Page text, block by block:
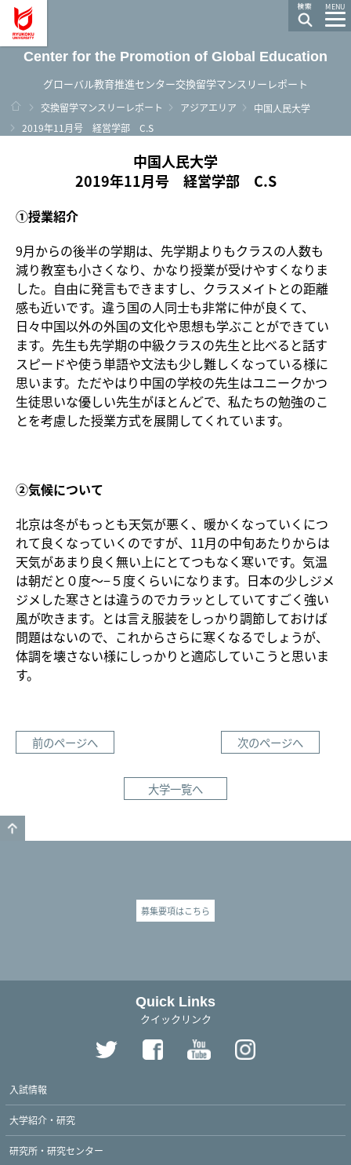
MENU
Center for the Promotion of Global Education
グローバル教育推進センター交換留学マンスリーレポート
ホーム
交換留学マンスリーレポート アジアエリア
中国人民大学
2019年11月号 経営学部 C.S
中国人民大学
2019年11月号 経営学部 C.S
①授業紹介
9月からの後半の学期は、先学期よりもクラスの人数も
減り教室も小さくなり、かなり授業が受けやすくなりま
した。自由に発言もできますし、クラスメイトとの距離
感も近いです。違う国の人同士も非常に仲が良くて、
日々中国以外の外国の文化や思想も学ぶことができてい
ます。先生も先学期の中級クラスの先生と比べると話す
スピードや使う単語や文法も少し難しくなっている様に
思います。ただやはり中国の学校の先生はユニークかつ
生徒思いな優しい先生がほとんどで、私たちの勉強のこ
とを考慮した授業方式を展開してくれています。
②気候について
北京は冬がもっとも天気が悪く、暖かくなっていくにつ
れて良くなっていくのですが、11月の中旬あたりからは
天気があまり良く無い上にとてつもなく寒いです。気温
は朝だと０度〜−５度くらいになります。日本の少しジメ
ジメした寒さとは違うのでカラッとしていてすごく強い
風が吹きます。とは言え服装をしっかり調節しておけば
問題はないので、これからさらに寒くなるでしょうが、
体調を壊さない様にしっかりと適応していこうと思いま
す。
前のページへ 次のページへ
大学一覧へ
募集要項はこちら
Quick Links
クイックリンク
入試情報
大学紹介・研究
研究所・研究センター